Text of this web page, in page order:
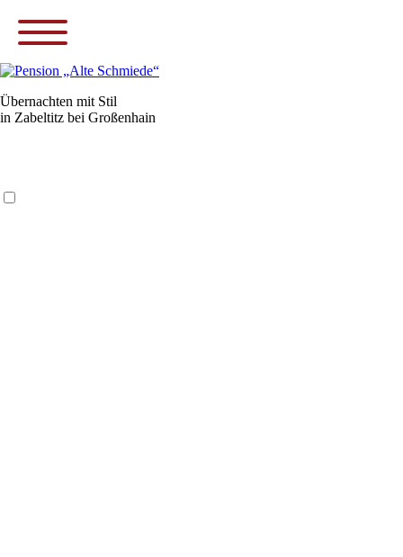
Übernachten mit Stil
in Zabeltitz bei Großenhain
Navigation
Pension
Zimmer